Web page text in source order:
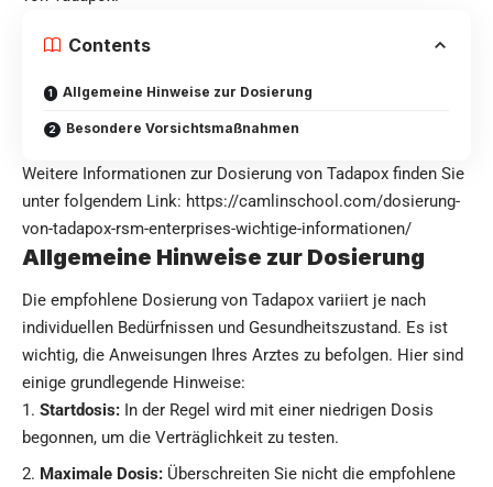
Contents
Allgemeine Hinweise zur Dosierung
Besondere Vorsichtsmaßnahmen
Weitere Informationen zur Dosierung von Tadapox finden Sie
unter folgendem Link: https://camlinschool.com/dosierung-
von-tadapox-rsm-enterprises-wichtige-informationen/
Allgemeine Hinweise zur Dosierung
Die empfohlene Dosierung von Tadapox variiert je nach
individuellen Bedürfnissen und Gesundheitszustand. Es ist
wichtig, die Anweisungen Ihres Arztes zu befolgen. Hier sind
einige grundlegende Hinweise:
Startdosis: In der Regel wird mit einer niedrigen Dosis
begonnen, um die Verträglichkeit zu testen.
Maximale Dosis: Überschreiten Sie nicht die empfohlene